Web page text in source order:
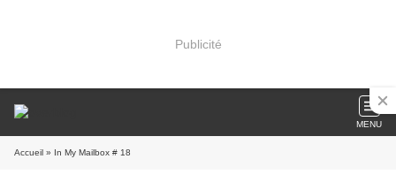
Publicité
MENU
Accueil » In My Mailbox # 18